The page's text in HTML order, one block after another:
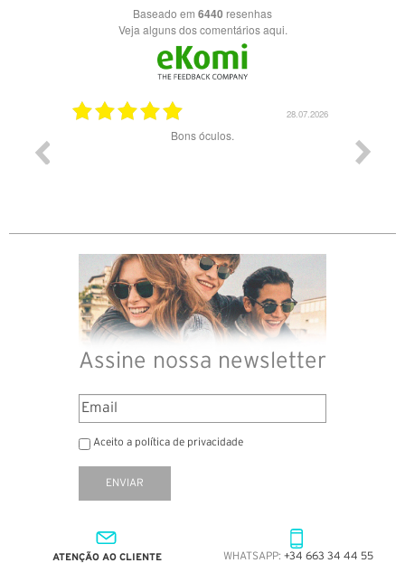
Baseado em 6440 resenhas
Veja alguns dos comentários aqui.
28.07.2026
Bons óculos.
Assine nossa newsletter
Aceito a política de privacidade
ENVIAR
ATENÇÃO AO CLIENTE WHATSAPP: +34 663 34 44 55